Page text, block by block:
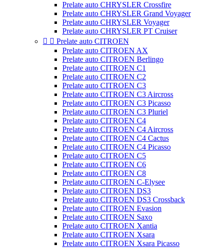
Prelate auto CHRYSLER Crossfire
Prelate auto CHRYSLER Grand Voyager
Prelate auto CHRYSLER Voyager
Prelate auto CHRYSLER PT Cruiser
  Prelate auto CITROEN
Prelate auto CITROEN AX
Prelate auto CITROEN Berlingo
Prelate auto CITROEN C1
Prelate auto CITROEN C2
Prelate auto CITROEN C3
Prelate auto CITROEN C3 Aircross
Prelate auto CITROEN C3 Picasso
Prelate auto CITROEN C3 Pluriel
Prelate auto CITROEN C4
Prelate auto CITROEN C4 Aircross
Prelate auto CITROEN C4 Cactus
Prelate auto CITROEN C4 Picasso
Prelate auto CITROEN C5
Prelate auto CITROEN C6
Prelate auto CITROEN C8
Prelate auto CITROEN C-Elysee
Prelate auto CITROEN DS3
Prelate auto CITROEN DS3 Crossback
Prelate auto CITROEN Evasion
Prelate auto CITROEN Saxo
Prelate auto CITROEN Xantia
Prelate auto CITROEN Xsara
Prelate auto CITROEN Xsara Picasso